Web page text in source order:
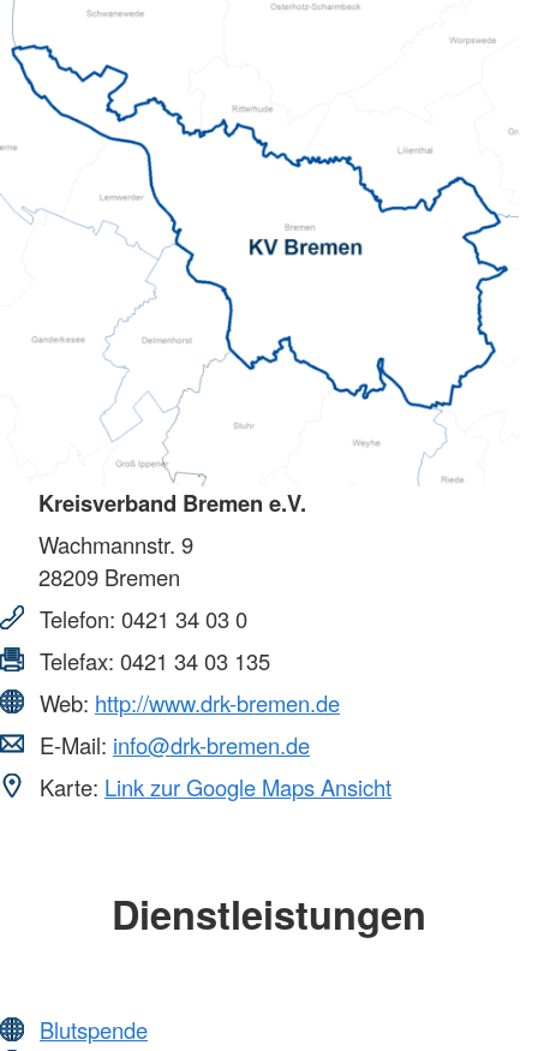
Kreisverband Bremen e.V.
Wachmannstr. 9
28209 Bremen
Telefon: 0421 34 03 0
Telefax: 0421 34 03 135
Web: http://www.drk-bremen.de
E-Mail: info@drk-bremen.de
Karte: Link zur Google Maps Ansicht
Dienstleistungen
Blutspende